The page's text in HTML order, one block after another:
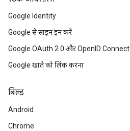
Google Identity
Google से साइन इन करें
Google OAuth 2.0 और OpenID Connect
Google खाते को लिंक करना
बिल्ड
Android
Chrome